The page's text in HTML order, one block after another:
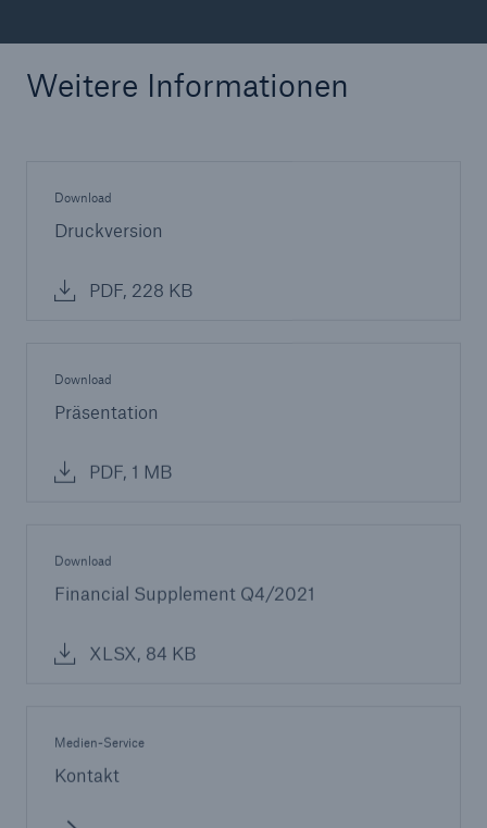
Weitere Informationen
Download
Druckversion
PDF, 228 KB
Download
Präsentation
PDF, 1 MB
Download
Financial Supplement Q4/2021
XLSX, 84 KB
Medien-Service
Kontakt